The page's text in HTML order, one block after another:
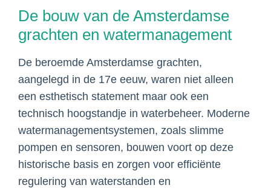
De bouw van de Amsterdamse
grachten en watermanagement
De beroemde Amsterdamse grachten,
aangelegd in de 17e eeuw, waren niet alleen
een esthetisch statement maar ook een
technisch hoogstandje in waterbeheer. Moderne
watermanagementsystemen, zoals slimme
pompen en sensoren, bouwen voort op deze
historische basis en zorgen voor efficiënte
regulering van waterstanden en